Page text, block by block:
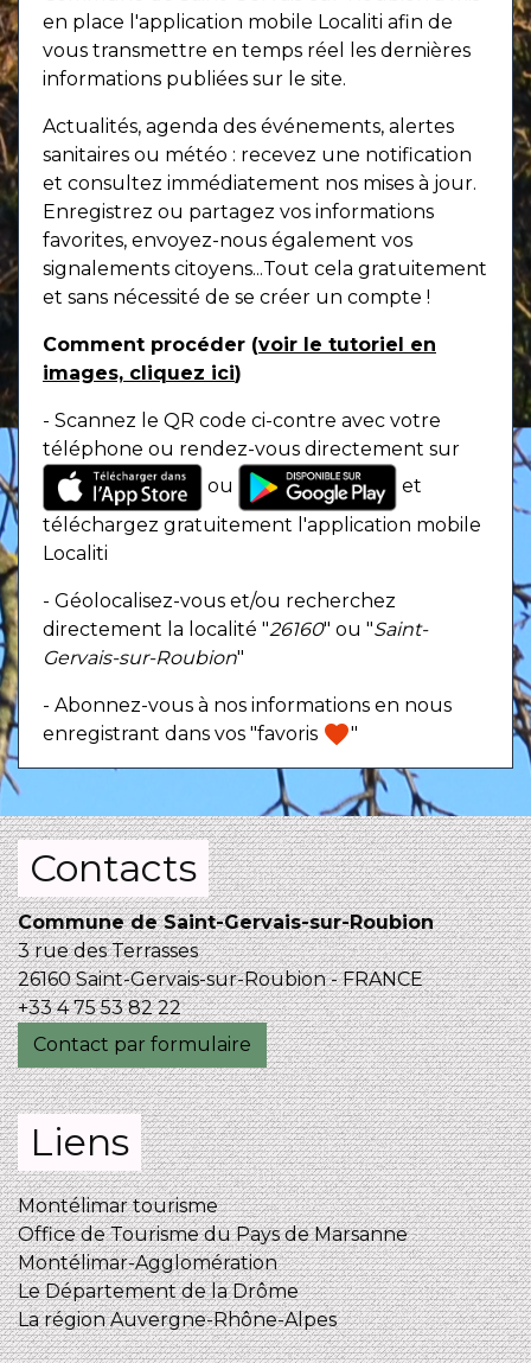
en place l'application mobile Localiti afin de
vous transmettre en temps réel les dernières
informations publiées sur le site.
Actualités, agenda des événements, alertes
sanitaires ou météo : recevez une notification
et consultez immédiatement nos mises à jour.
Enregistrez ou partagez vos informations
favorites, envoyez-nous également vos
signalements citoyens...Tout cela gratuitement
et sans nécessité de se créer un compte !
Comment procéder (voir le tutoriel en
images, cliquez ici)
- Scannez le QR code ci-contre avec votre
téléphone ou rendez-vous directement sur
ou
et
téléchargez gratuitement l'application mobile
Localiti
- Géolocalisez-vous et/ou recherchez
directement la localité "26160" ou "Saint-
Gervais-sur-Roubion"
- Abonnez-vous à nos informations en nous
enregistrant dans vos "favoris favorite"
Contacts
Commune de Saint-Gervais-sur-Roubion
3 rue des Terrasses
26160 Saint-Gervais-sur-Roubion - FRANCE
+33 4 75 53 82 22
Contact par formulaire
Liens
Montélimar tourisme
Office de Tourisme du Pays de Marsanne
Montélimar-Agglomération
Le Département de la Drôme
La région Auvergne-Rhône-Alpes